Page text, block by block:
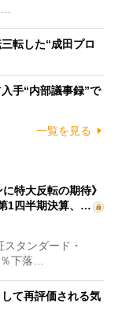
転した“成田プロ
手“内部議事録”で
一覧を見る
特大反転の期待》
1四半期決算、…
タンダード・
下落…
て再評価される気